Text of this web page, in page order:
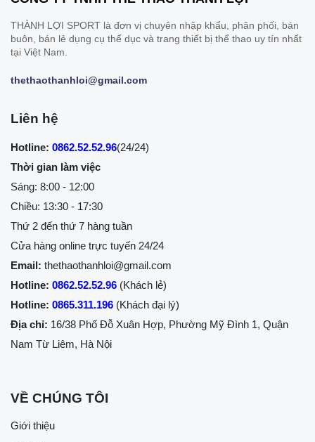
THÀNH LỢI SPORT là đơn vị chuyên nhập khẩu, phân phối, bán
buôn, bán lẻ dụng cụ thể dục và trang thiết bị thể thao uy tín nhất
tại Việt Nam.
thethaothanhloi@gmail.com
Liên hệ
Hotline: 0862.52.52.96(24/24)
Thời gian làm việc
Sáng: 8:00 - 12:00
Chiều: 13:30 - 17:30
Thứ 2 đến thứ 7 hàng tuần
Cửa hàng online trực tuyến 24/24
Email: thethaothanhloi@gmail.com
Hotline: 0862.52.52.96 (Khách lẻ)
Hotline: 0865.311.196 (Khách đại lý)
Địa chỉ: 16/38 Phố Đỗ Xuân Hợp, Phường Mỹ Đình 1, Quận
Nam Từ Liêm, Hà Nội
VỀ CHÚNG TÔI
Giới thiệu